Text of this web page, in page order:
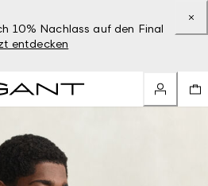
10% Nachlass auf den Final
entdecken